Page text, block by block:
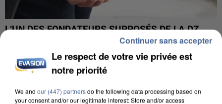
L’UN DES FONDATEURS SUPPOSÉS DE LA DZ
MAFIA INTERPELLÉ EN ALGÉRIE
Le respect de votre vie privée est
notre priorité
We and our (447) partnersdo the following data processing based on
your consent and/or our legitimate interest: Store and/or access
Continuer sans accepter